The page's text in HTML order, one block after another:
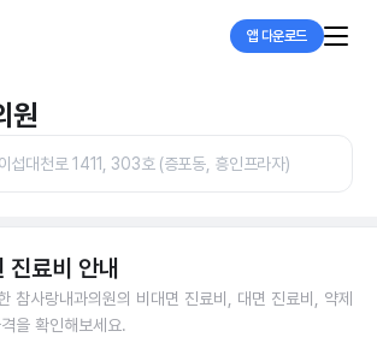
앱 다운로드
원
섭대천로 1411, 303호 (증포동, 흥인프라자)
진료비 안내
참사랑내과의원의 비대면 진료비, 대면 진료비, 약제
을 확인해보세요.